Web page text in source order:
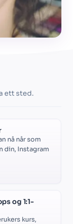
ett sted.
nå når som
din, Instagram
og 1:1-
kurs,